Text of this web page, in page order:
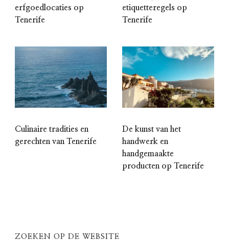
erfgoedlocaties op
Tenerife
etiquetteregels op
Tenerife
Culinaire tradities en
gerechten van Tenerife
De kunst van het
handwerk en
handgemaakte
producten op Tenerife
ZOEKEN OP DE WEBSITE